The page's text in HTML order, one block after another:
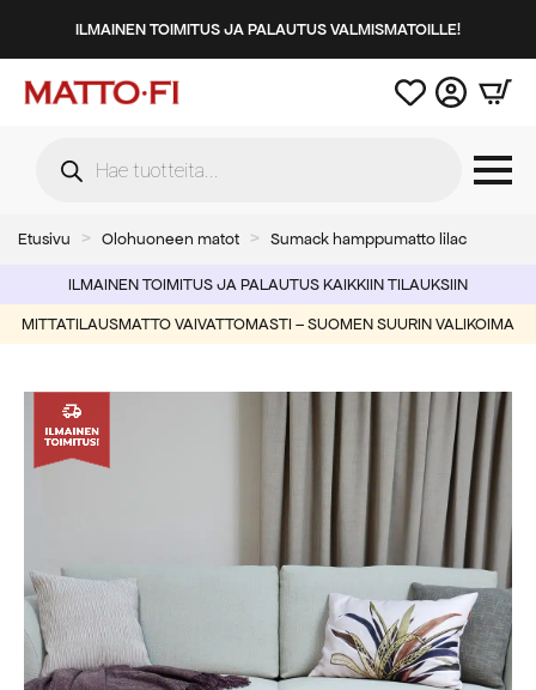
ILMAINEN TOIMITUS JA PALAUTUS VALMISMATOILLE!
search
Etusivu Olohuoneen matot Sumack hamppumatto lilac
ILMAINEN TOIMITUS JA PALAUTUS KAIKKIIN TILAUKSIIN
MITTATILAUSMATTO VAIVATTOMASTI – SUOMEN SUURIN VALIKOIMA
-50%